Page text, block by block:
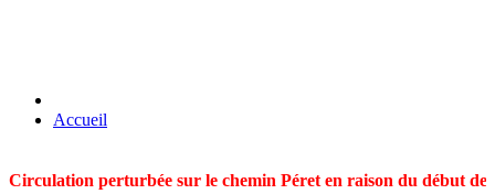
Accueil
Circulation perturbée sur le chemin Péret en raison du début